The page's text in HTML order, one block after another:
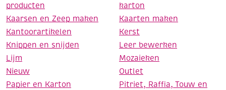
producten
karton
Kaarsen en Zeep maken
Kaarten maken
Kantoorartikelen
Kerst
Knippen en snijden
Leer bewerken
Lijm
Mozaieken
Nieuw
Outlet
Papier en Karton
Pitriet, Raffia, Touw en